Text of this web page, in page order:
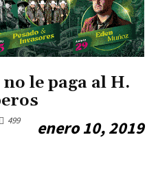
le paga al H.
enero 10, 2019
499